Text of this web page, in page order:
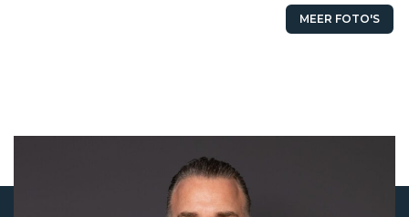
MEER FOTO'S
Verkocht